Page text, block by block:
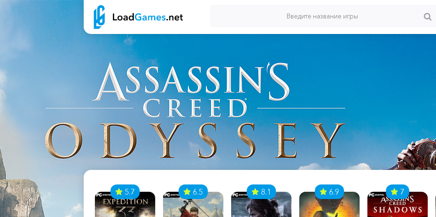
5.7 6.5 8.1 6.9 7